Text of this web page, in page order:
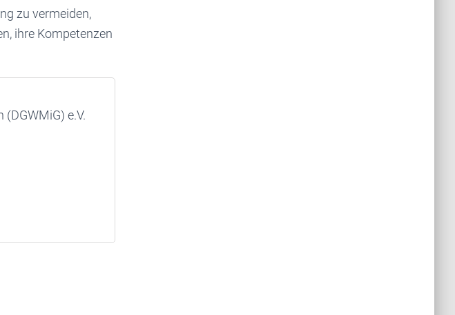
zu vermeiden,
ihre Kompetenzen
e.V.